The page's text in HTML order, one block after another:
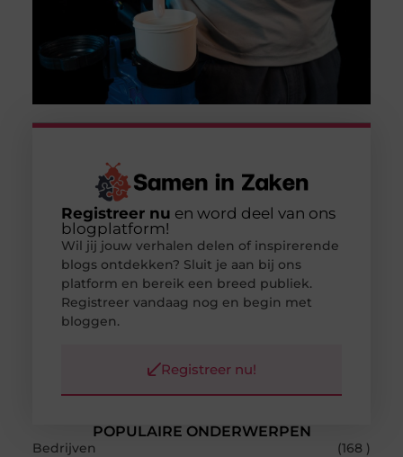
POPULAIRE ONDERWERPEN
Bedrijven
(168 )
Registreer nu en word deel van ons
blogplatform!
Wil jij jouw verhalen delen of inspirerende
blogs ontdekken? Sluit je aan bij ons
platform en bereik een breed publiek.
Registreer vandaag nog en begin met
bloggen.
Registreer nu!